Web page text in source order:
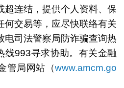
超连结，提供个人资料、保
何交易等，应尽快联络有关
电司法警察局防诈骗查询热
线993寻求协助。有关金融
管局网站（www.amcm.go